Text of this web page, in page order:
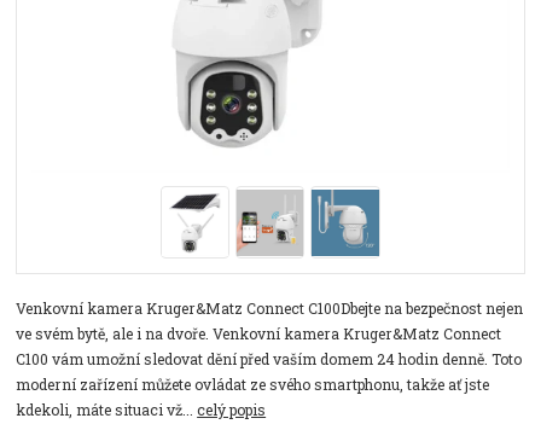
Venkovní kamera Kruger&Matz Connect C100Dbejte na bezpečnost nejen
ve svém bytě, ale i na dvoře. Venkovní kamera Kruger&Matz Connect
C100 vám umožní sledovat dění před vaším domem 24 hodin denně. Toto
moderní zařízení můžete ovládat ze svého smartphonu, takže ať jste
kdekoli, máte situaci vž...celý popis